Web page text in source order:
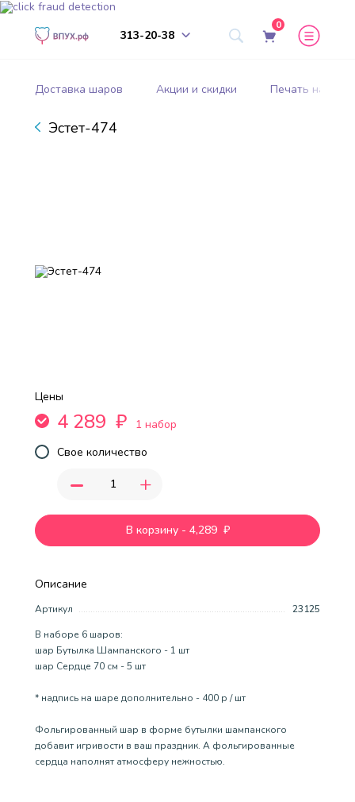
313-20-38
0
Доставка шаров Акции и скидки Печать на
Эстет-474
Описание
Артикул
23125
В наборе 6 шаров:
шар Бутылка Шампанского - 1 шт
шар Сердце 70 см - 5 шт
* надпись на шаре дополнительно - 400 р / шт
Фольгированный шар в форме бутылки шампанского
добавит игривости в ваш праздник. А фольгированные
сердца наполнят атмосферу нежностью.
Цены
4 289 ₽
1 набор
Свое количество
- +
В корзину - 4,289 ₽